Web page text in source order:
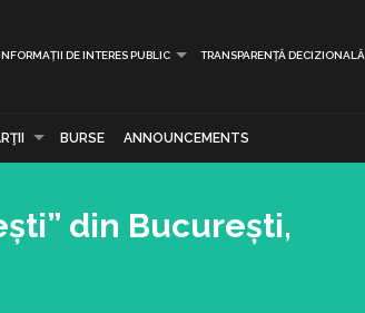
DE INTERES PUBLIC TRANSPARENȚĂ DECIZIONALĂ
BURSE ANNOUNCEMENTS
din București,